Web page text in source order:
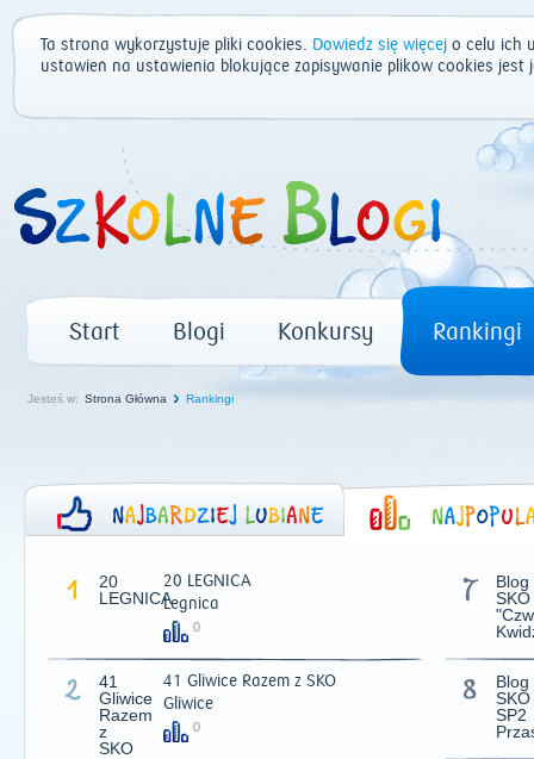
Ta strona wykorzystuje pliki cookies. Dowiedz się więcej o celu ich
ustawień na ustawienia blokujące zapisywanie plików cookies
Start Blogi Konkursy Rankingi
Jesteś w: Strona Główna Rankingi
1
20
LEGNICA
20 LEGNICA
Legnica
0
2
41
Gliwice
Razem
z
SKO
41 Gliwice Razem z SKO
Gliwice
0
7
Blog
SKO
8
Blog
SKO
SP2